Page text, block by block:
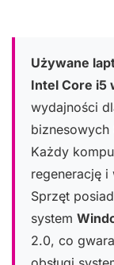
Używane
Intel Core i5
wydajności
biznesowych
Każdy
regenerację
Sprzęt
system
2.0, co